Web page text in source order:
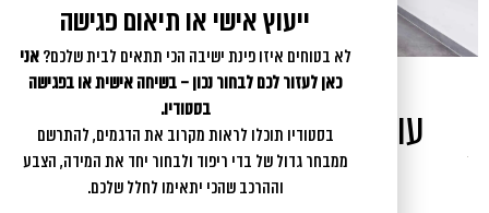
עוד מהגלרייה שלנו בהתאמה
אישית
ייעוץ אישי או תיאום פגישה
לא בטוחים איזו פינת ישיבה הכי תתאים לבית שלכם?אני
כאן לעזור לכם לבחור נכון – בשיחה אישית או בפגישה
בסטודיו.
בסטודיו תוכלו לראות מקרוב את הדגמים, להתרשם
ממבחר גדול של בדי ריפוד ולבחור יחד את המידה, הצבע
וההרכב שהכי יתאימו לחלל שלכם.